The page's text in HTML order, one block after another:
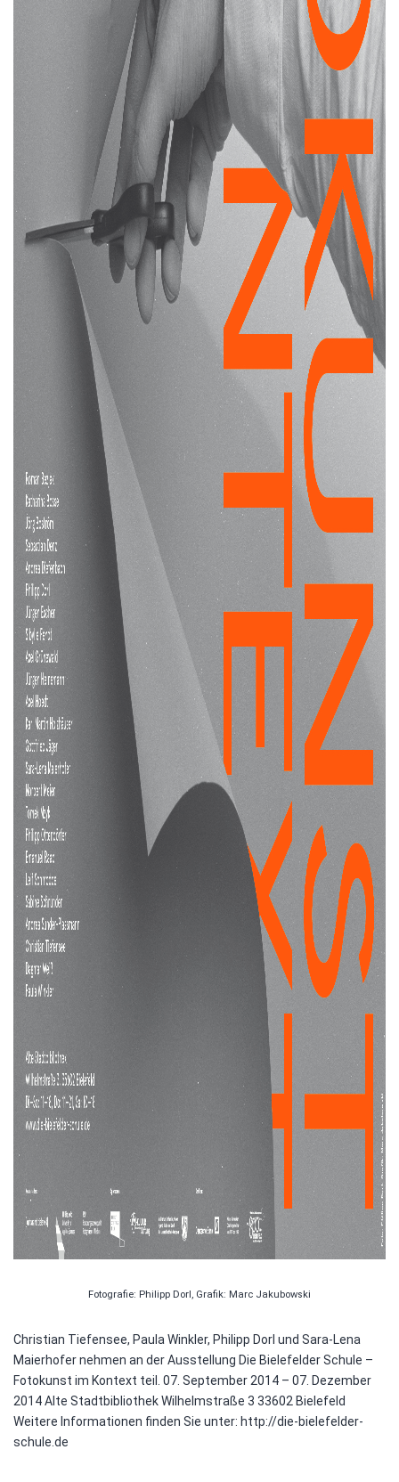
Fotografie: Philipp Dorl, Grafik: Marc Jakubowski
Christian Tiefensee, Paula Winkler, Philipp Dorl und Sara-Lena
Maierhofer nehmen an der Ausstellung Die Bielefelder Schule –
Fotokunst im Kontext teil. 07. September 2014 – 07. Dezember
2014 Alte Stadtbibliothek Wilhelmstraße 3 33602 Bielefeld
Weitere Informationen finden Sie unter: http://die-bielefelder-
schule.de